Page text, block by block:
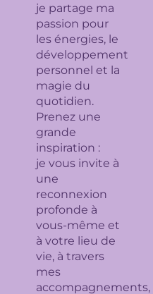
je partage ma
passion pour
les énergies, le
développement
personnel et la
magie du
quotidien.
Prenez une
grande
inspiration :
je vous invite à
une
reconnexion
profonde à
vous-même et
à votre lieu de
vie, à travers
mes
accompagnements,